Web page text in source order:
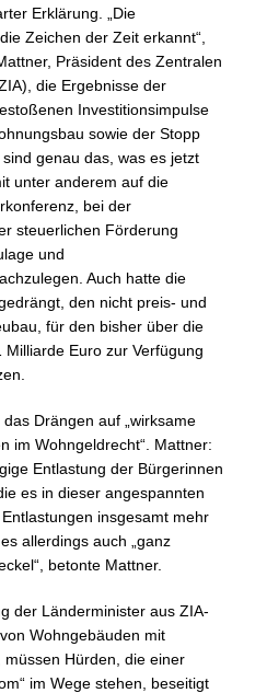
Erklärung. „Die
Zeichen der Zeit erkannt“,
Präsident des Zentralen
die Ergebnisse der
Investitionsimpulse
sowie der Stopp
genau das, was es jetzt
unter anderem auf die
bei der
steuerlichen Förderung
und
Auch hatte die
den nicht preis- und
für den bisher über die
Euro zur Verfügung
Drängen auf „wirksame
im Wohngeldrecht“. Mattner:
Entlastung der Bürgerinnen
es in dieser angespannten
insgesamt mehr
allerdings auch „ganz
betonte Mattner.
der Länderminister aus ZIA-
Wohngebäuden mit
Hürden, die einer
im Wege stehen, beseitigt